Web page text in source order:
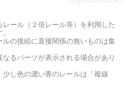
ルです。曲がったレー
さです。
ール（２倍レール等）を利用した
の接続に直接関係の無いものは集
るパーツが表示される場合があり
し色の濃い青のレールは「複線